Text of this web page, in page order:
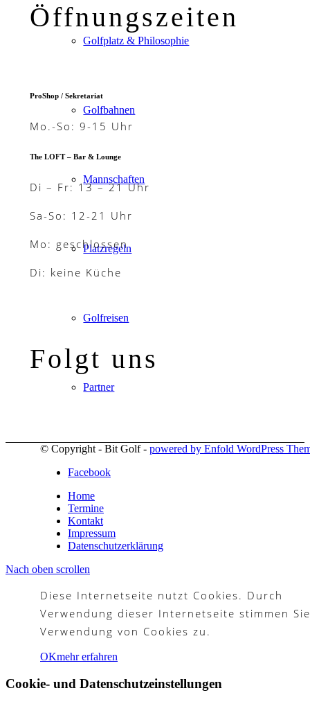
Golfplatz & Philosophie
Golfbahnen
Mannschaften
Platzregeln
Golfreisen
Partner
Galerie
Akademie
Schnupperjahr
Platzreife
Öffnungszeiten
ProShop / Sekretariat
Mo.-So: 9-15 Uhr
The LOFT – Bar & Lounge
Di – Fr: 13 – 21 Uhr
Sa-So: 12-21 Uhr
Mo: geschlossen
Di: keine Küche
Folgt uns
© Copyright - Bit Golf - powered by Enfold WordPress
Facebook
Home
Termine
Kontakt
Impressum
Datenschutzerklärung
Nach oben scrollen
Diese Internetseite nutzt Cookies. Durch
Verwendung dieser Internetseite stimmen
Verwendung von Cookies zu.
OKmehr erfahren
Cookie- und Datenschutzeinstellungen